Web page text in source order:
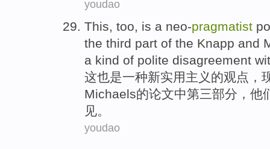
youdao
This, too, is a neo-pragmatist
the third part of the Knapp and
a kind of polite disagreement
这也是一种新实用主义的观点，
Michaels的论文中第三部分 ， 他
见。
youdao